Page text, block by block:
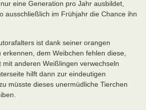
eine Generation pro Jahr ausbildet,
ausschließlich im Frühjahr die Chance ihn
ist dank seiner orangen
dem Weibchen fehlen diese,
mit anderen Weißlingen verwechseln
hilft dann zur eindeutigen
müsste dieses unermüdliche Tierchen